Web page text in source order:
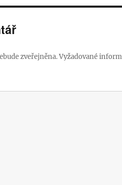
zveřejněna.Vyžadované